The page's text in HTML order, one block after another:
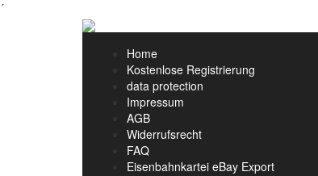
´
Home
Kostenlose Registrierung
data protection
Impressum
AGB
Widerrufsrecht
FAQ
Eisenbahnkartei eBay Export